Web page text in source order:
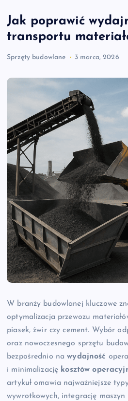
Jak poprawić
transportu
Sprzęty budowlane 3 marca, 2026
W branży budowlanej kluczowe
optymalizacja przewozu
piasek, żwir czy cement. Wybór
oraz nowoczesnego sprzętu
bezpośrednio nawydajność
i minimalizację kosztów
artykuł omawia najważniejsze
wywrotkowych, integrację maszyn